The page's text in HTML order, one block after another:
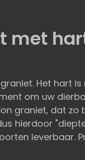
met
Het hart
om uw
graniet, dat zo
hierdoor
leverbaar.